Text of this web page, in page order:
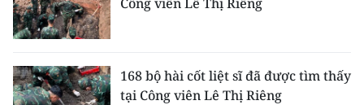
168 bộ hài cốt liệt sĩ đã được tìm thấy
tại Công viên Lê Thị Riêng